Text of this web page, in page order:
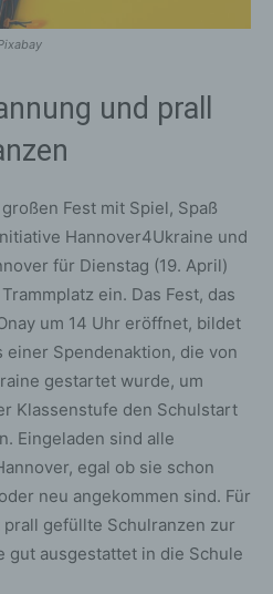
und prall
Fest mit Spiel, Spaß
Hannover4Ukraine und
für Dienstag (19. April)
ein. Das Fest, das
um 14 Uhr eröffnet, bildet
Spendenaktion, die von
gestartet wurde, um
Klassenstufe den Schulstart
Eingeladen sind alle
egal ob sie schon
neu angekommen sind. Für
gefüllte Schulranzen zur
gut ausgestattet in die Schule